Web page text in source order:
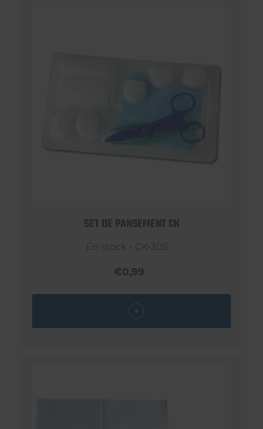
SET DE PANSEMENT CK
En stock - CK-305
€0,99